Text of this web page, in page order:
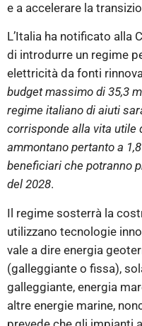
e a accelerare la
L’Italia ha notificato alla
di introdurre un regime
elettricità da fonti
budget massimo di 35,3
regime italiano di aiuti
corrisponde alla vita utile
ammontano pertanto a
beneficiari che potranno
del 2028.
Il regime sosterrà la
utilizzano tecnologie
vale a dire energia
(galleggiante o fissa),
galleggiante, energia
altre energie marine,